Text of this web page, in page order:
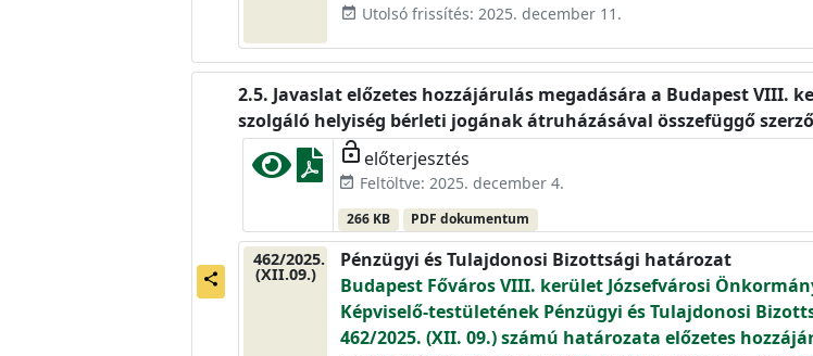
event_available Utolsó frissítés: 2025. december 11.
share
Javaslat előzetes hozzájárulás megadására a Budapest VIII.
szolgáló helyiség bérleti jogának átruházásával összefüggő
lock_open előterjesztés
event_available Feltöltve: 2025. december 4.
266 KB PDF dokumentum
462/2025.
(XII.09.)
Pénzügyi és Tulajdonosi Bizottsági határozat
Budapest Főváros VIII. kerület Józsefvárosi
Képviselő-testületének Pénzügyi és Tulajdonosi
462/2025. (XII. 09.) számú határozata előzetes